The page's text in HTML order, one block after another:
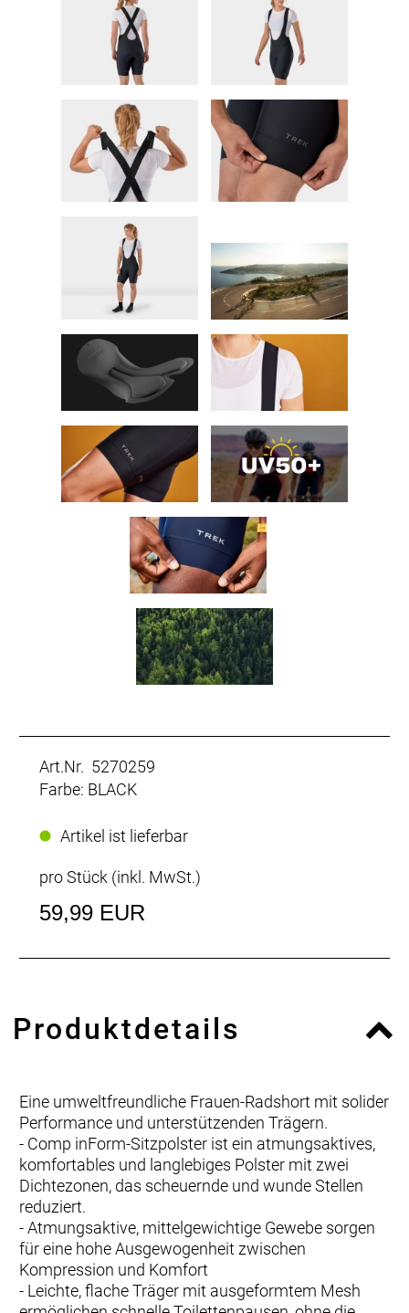
Art.Nr. 5270259
Farbe: BLACK
Artikel ist lieferbar
pro Stück (inkl. MwSt.)
59,99 EUR
Produktdetails
Eine umweltfreundliche Frauen-Radshort mit solider
Performance und unterstützenden Trägern.
- Comp inForm-Sitzpolster ist ein atmungsaktives,
komfortables und langlebiges Polster mit zwei
Dichtezonen, das scheuernde und wunde Stellen
reduziert.
- Atmungsaktive, mittelgewichtige Gewebe sorgen
für eine hohe Ausgewogenheit zwischen
Kompression und Komfort
- Leichte, flache Träger mit ausgeformtem Mesh